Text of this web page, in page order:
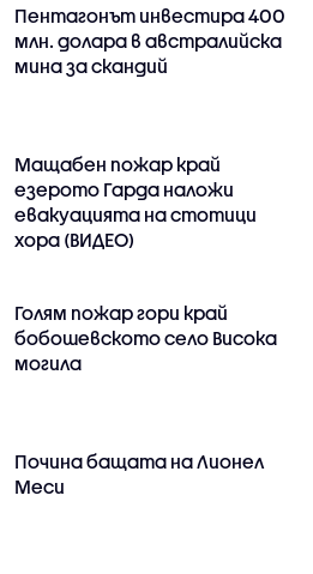
Пентагонът инвестира 400
млн. долара в австралийска
мина за скандий
Мащабен пожар край
езерото Гарда наложи
евакуацията на стотици
хора (ВИДЕО)
Голям пожар гори край
бобошевското село Висока
могила
Почина бащата на Лионел
Меси